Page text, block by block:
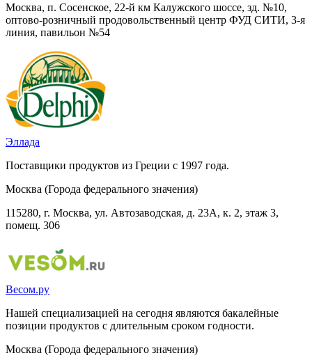
Москва, п. Сосенское, 22-й км Калужского шоссе, зд. №10,
оптово-розничный продовольственный центр ФУД СИТИ, 3-я
линия, павильон №54
Эллада
Поставщики продуктов из Греции с 1997 года.
Москва (Города федерального значения)
115280, г. Москва, ул. Автозаводская, д. 23А, к. 2, этаж 3,
помещ. 306
Весом.ру
Нашей специализацией на сегодня являются бакалейные
позиции продуктов с длительным сроком годности.
Москва (Города федерального значения)